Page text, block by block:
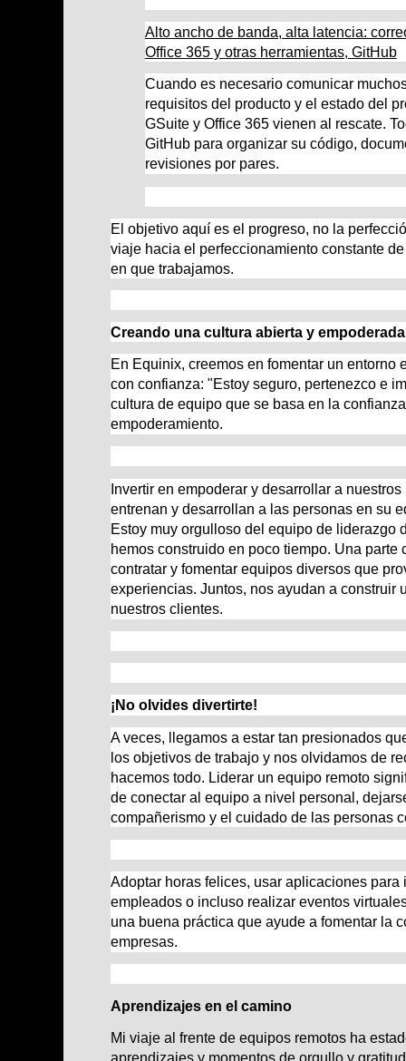
Alto ancho de banda, alta latencia:
Office 365 y otras herramientas, GitHub
Cuando es necesario comunicar
requisitos del producto y el estado del
GSuite y Office 365 vienen al rescate.
GitHub para organizar su código,
revisiones por pares.
El objetivo aquí es el progreso, no la
viaje hacia el perfeccionamiento constante
en que trabajamos.
Creando una cultura abierta y empoderada
En Equinix, creemos en fomentar un entorno
con confianza: "Estoy seguro, pertenezco e
cultura de equipo que se basa en la
empoderamiento.
Invertir en empoderar y desarrollar a
entrenan y desarrollan a las personas en su
Estoy muy orgulloso del equipo de liderazgo
hemos construido en poco tiempo. Una parte
contratar y fomentar equipos diversos que
experiencias. Juntos, nos ayudan a construir
nuestros clientes.
¡No olvides divertirte!
A veces, llegamos a estar tan presionados
los objetivos de trabajo y nos olvidamos de
hacemos todo. Liderar un equipo remoto
de conectar al equipo a nivel personal,
compañerismo y el cuidado de las personas
Adoptar horas felices, usar aplicaciones
empleados o incluso realizar eventos
una buena práctica que ayude a fomentar la
empresas.
Aprendizajes en el camino
Mi viaje al frente de equipos remotos ha
aprendizajes y momentos de orgullo y